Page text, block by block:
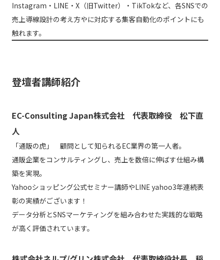
Instagram・LINE・X（旧Twitter）・TikTokなど、各SNSでの
売上導線設計の考え方やに対応する集客自動化のポイントにも
触れます。
登壇者講師紹介
EC-Consulting Japan株式会社 代表取締役 松下直
人
「通販の虎」 顧問として知られるEC業界の第一人者。
通販企業をコンサルティングし、売上を数倍に伸ばす仕組み構
築を実現。
Yahooショッピング公式セミナー講師やLINE yahoo3年連続表
彰の実績がございます！
データ分析とSNSマーケティングを組み合わせた実践的な戦略
が高く評価されています。